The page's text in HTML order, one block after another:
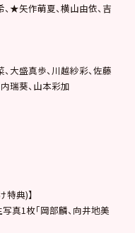
★矢作萌夏、横山由依、吉
大盛真歩、川越紗彩、佐藤
瑞葵、山本彩加
特典)】
写真1枚「岡部麟、向井地美